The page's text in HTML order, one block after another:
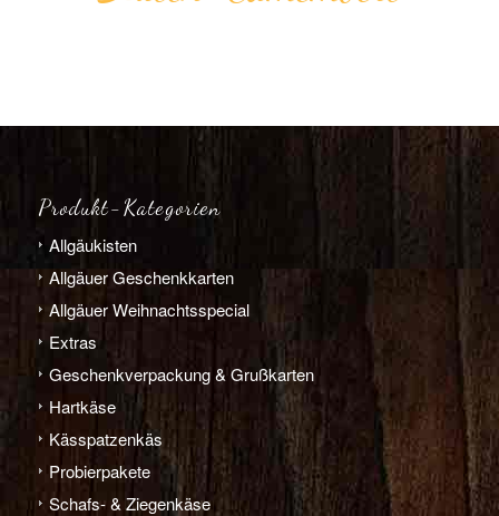
Produkt-Kategorien
Allgäu­­kisten
Allgäuer Geschenkkarten
Allgäuer Weihnachts­­special
Extras
Geschenk­verpackung & Grußkarten
Hart­­käse
Käs­­spatzen­käs
Probier­pakete
Schafs- & Ziegen­­käse